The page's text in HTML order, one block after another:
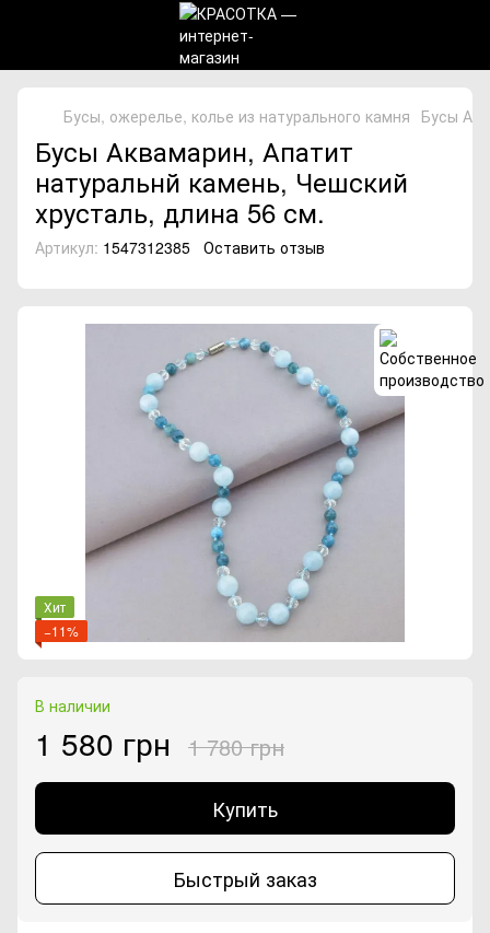
Бусы, ожерелье, колье из натурального камня Бусы
Бусы Аквамарин, Апатит
натуральнй камень, Чешский
хрусталь, длина 56 см.
Артикул: 1547312385 Оставить отзыв
Хит
−11%
В наличии
1 580 грн 1 780 грн
Купить
Быстрый заказ